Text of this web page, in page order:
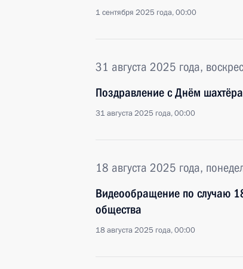
1 сентября 2025 года, 00:00
31 августа 2025 года,
Поздравление с Днём шахтёра
31 августа 2025 года, 00:00
18 августа 2025 года,
Видеообращение по случаю
общества
18 августа 2025 года, 00:00